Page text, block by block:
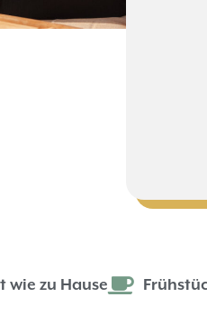
wie zu Hause